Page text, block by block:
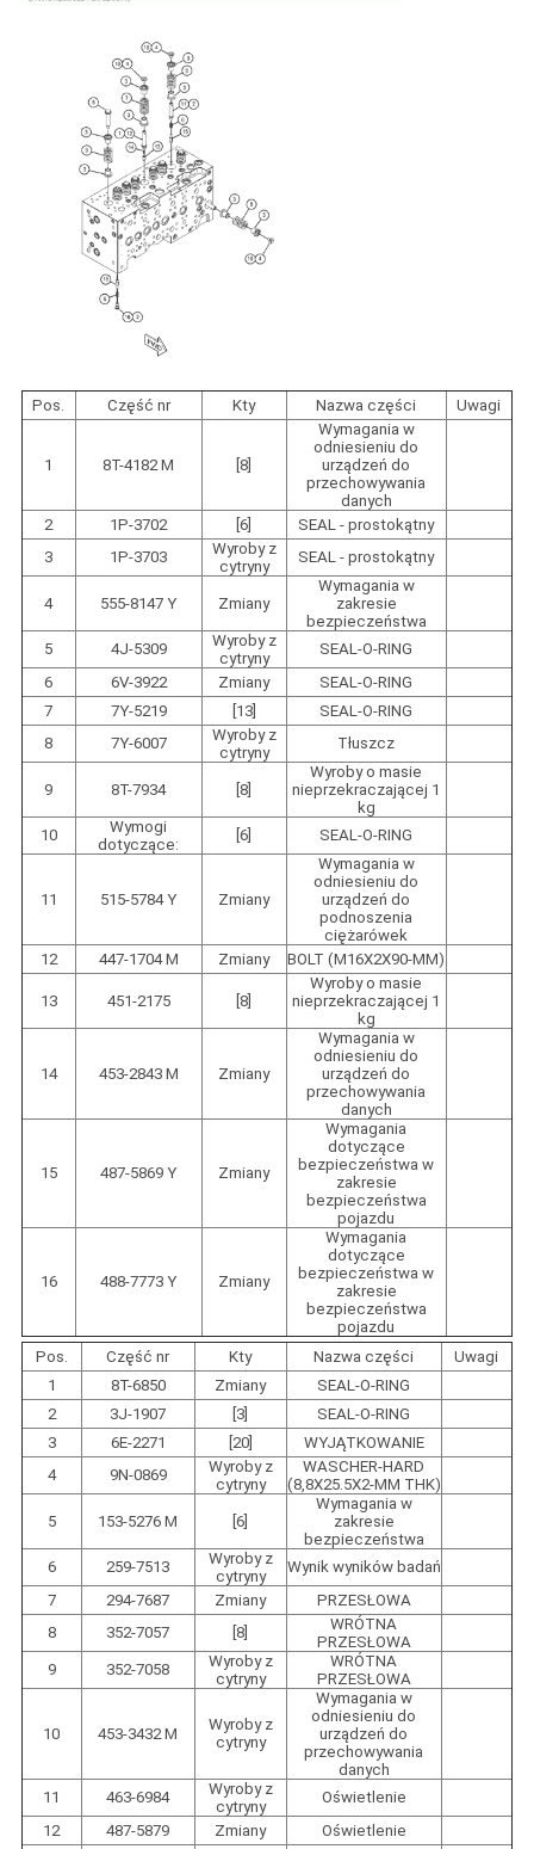
Pos. Część nr Kty Nazwa części Uwagi
1 8T-4182 M [8]
Wymagania w
odniesieniu do
urządzeń do
przechowywania
danych
2
1P-3702 [6]
SEAL - prostokątny
3
1P-3703
Wyroby z
cytryny
SEAL - prostokątny
4 555-8147 Y Zmiany
Wymagania w
zakresie
bezpieczeństwa
5
4J-5309
Wyroby z
cytryny
SEAL-O-RING
6
6V-3922 Zmiany
SEAL-O-RING
7
7Y-5219 [13]
SEAL-O-RING
8
7Y-6007
Wyroby z
cytryny
Tłuszcz
9 8T-7934 [8]
Wyroby o masie
nieprzekraczającej 1
kg
10
Wymogi
dotyczące:
[6] SEAL-O-RING
11 515-5784 Y Zmiany
Wymagania w
odniesieniu do
urządzeń do
podnoszenia
ciężarówek
12
447-1704 M Zmiany BOLT (M16X2X90-MM)
13 451-2175 [8]
Wyroby o masie
nieprzekraczającej 1
kg
14 453-2843 M Zmiany
Wymagania w
odniesieniu do
urządzeń do
przechowywania
danych
15 487-5869 Y Zmiany
Wymagania
dotyczące
bezpieczeństwa w
zakresie
bezpieczeństwa
pojazdu
16 488-7773 Y Zmiany
Wymagania
dotyczące
bezpieczeństwa w
zakresie
bezpieczeństwa
pojazdu
Pos.
Część nr Kty Nazwa części
Uwagi
1
8T-6850 Zmiany
SEAL-O-RING
2
3J-1907 [3]
SEAL-O-RING
3
6E-2271 [20]
WYJĄTKOWANIE
4
9N-0869
Wyroby z
cytryny
WASCHER-HARD
(8,8X25.5X2-MM THK)
5 153-5276 M [6]
Wymagania w
zakresie
bezpieczeństwa
6
259-7513
Wyroby z
cytryny
Wynik wyników badań
7
294-7687 Zmiany
PRZESŁOWA
8
352-7057 [8]
WRÓTNA
PRZESŁOWA
9
352-7058
Wyroby z
cytryny
WRÓTNA
PRZESŁOWA
10 453-3432 M
Wyroby z
cytryny
Wymagania w
odniesieniu do
urządzeń do
przechowywania
danych
11
463-6984
Wyroby z
cytryny
Oświetlenie
12
487-5879 Zmiany
Oświetlenie